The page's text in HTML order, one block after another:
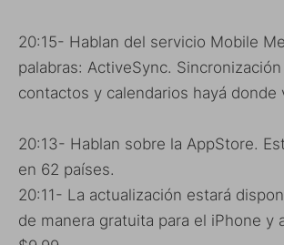
20:15- Hablan del servicio Mobile
palabras: ActiveSync.
contactos y calendarios hayá donde
20:13- Hablan sobre la AppStore.
en 62 países.
20:11- La actualización estará
de manera gratuita para el iPhone y